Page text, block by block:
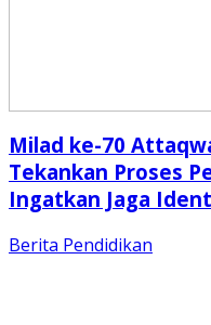
Milad ke-70
Tekankan Proses
Ingatkan Jaga
Berita Pendidikan